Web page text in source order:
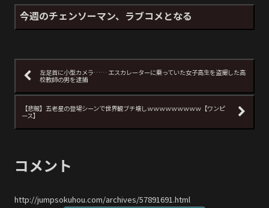
今週のチェンソーマン、ラブコメとなる
左足首に小型カメラ…… エスカレーターに乗っていた女子高生を盗撮した高
校教師の男を逮捕
【悲報】五老星の登場シーンで世界観ブチ壊しｗｗｗｗｗｗｗｗｗ【ワンピ
ース】
コメント
http://jumpsokuhou.com/archives/57891691.html